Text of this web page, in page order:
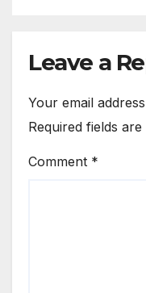
Leave a
Your email
Required fields
Comment *